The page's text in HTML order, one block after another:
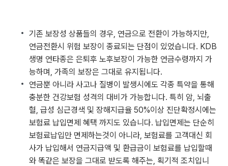
기존 보장성 상품들의 경우, 연금으로 전환이 가능하지만,
연금전환시 위험 보장이 종료되는 단점이 있었습니다. KDB
생명 연타종은 은퇴후 노후보장이 가능한 연금수령까지 가
능하며, 가족의 보장은 그대로 유지됩니다.
연금뿐 아니라 사고나 질병이 발생시에도 각종 특약을 통해
충분한 건강보험 성격의 대비가 가능합니다. 특히 암, 뇌출
혈, 급성 심근경색 및 장해지급율 50%이상 진단확정시에는
보험료 납입면제 혜택 까지도 있습니다. 납입면제는 단순히
보험료납입만 면제하는것이 아니라, 보험료를 고객대신 회
사가 납입해서 연금지급액 및 환급금이 보험료를 납입할때
와 똑같은 보장을 그대로 받도록 해주는, 획기적 조치입니